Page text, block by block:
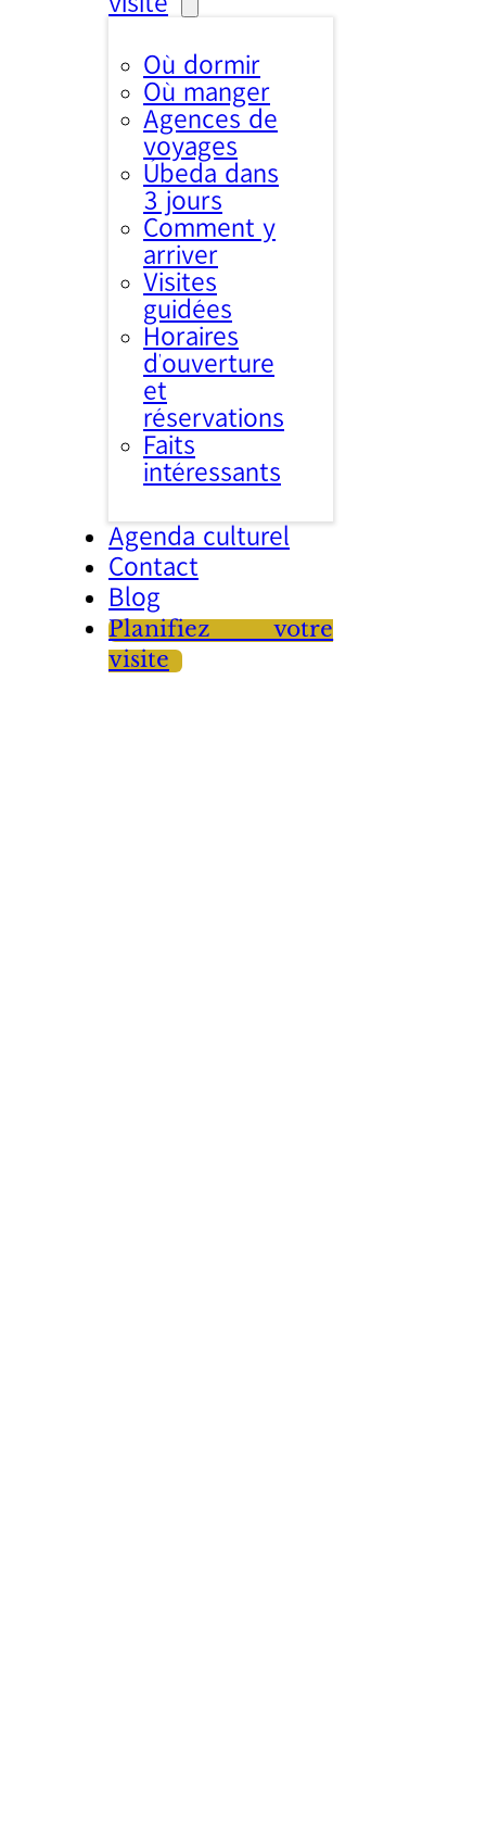
Où dormir
Où manger
Agences de
voyages
Úbeda dans
3 jours
Comment y
arriver
Visites
guidées
Horaires
d’ouverture
et
réservations
Faits
intéressants
Agenda culturel
Contact
Blog
Planifiez votre
visite